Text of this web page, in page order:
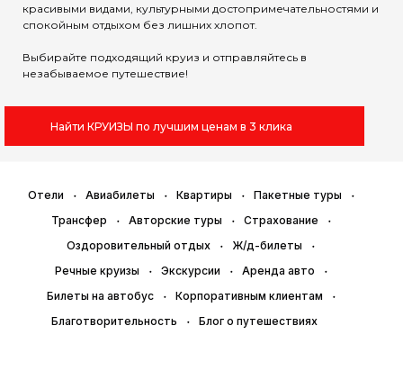
красивыми видами, культурными достопримечательностями и
спокойным отдыхом без лишних хлопот.
Выбирайте подходящий круиз и отправляйтесь в
незабываемое путешествие!
Найти КРУИЗЫ по лучшим ценам в 3 клика
Отели Авиабилеты Квартиры
Пакетные туры
Трансфер
Авторские туры
Страхование
Оздоровительный отдых
Ж/д-билеты
Речные круизы
Экскурсии
Аренда авто
Билеты на автобус
Корпоративным клиентам
Благотворительность
Блог о путешествиях